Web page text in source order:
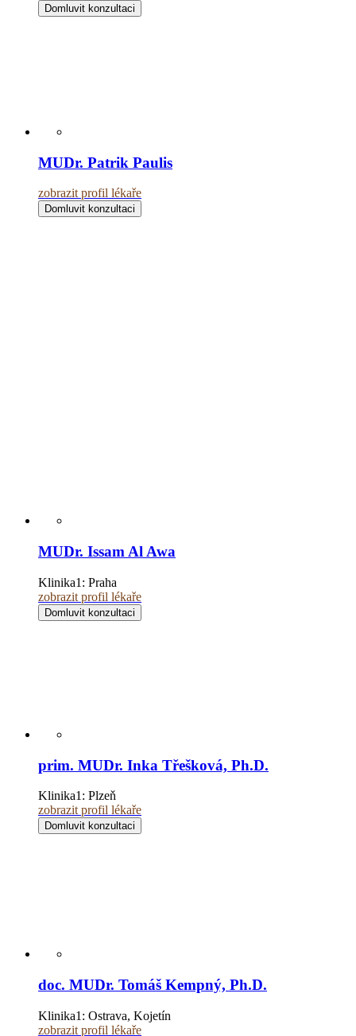
Domluvit konzultaci
MUDr. Patrik Paulis
zobrazit profil lékaře
Domluvit konzultaci
MUDr. Issam Al Awa
Klinika1: Praha
zobrazit profil lékaře
Domluvit konzultaci
prim. MUDr. Inka Třešková, Ph.D.
Klinika1: Plzeň
zobrazit profil lékaře
Domluvit konzultaci
doc. MUDr. Tomáš Kempný, Ph.D.
Klinika1: Ostrava, Kojetín
zobrazit profil lékaře